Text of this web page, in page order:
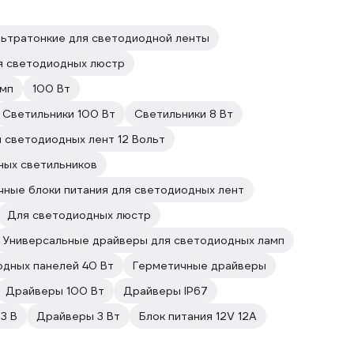
для светодиодной ленты
светодиодных люстр
100 Вт
Светильники 100 Вт
Светильники 8 Вт
светодиодных лент 12 Вольт
светильников
блоки питания для светодиодных лент
Для светодиодных люстр
Универсальные драйверы для светодиодных ламп
панелей 40 Вт
Герметичные драйверы
Драйверы 100 Вт
Драйверы IP67
В
Драйверы 3 Вт Блок питания 12V 12A